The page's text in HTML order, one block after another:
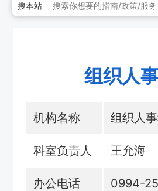
搜本站
组织人
机构名称 组织人
科室负责人 王允海
办公电话 0994-